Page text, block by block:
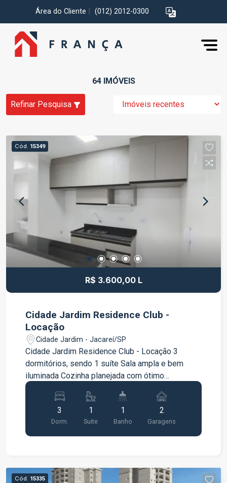
Área do Cliente (012) 2012-0300
64 IMÓVEIS
Refinar Pesquisa
Cód. 15349
R$ 3.600,00 L
Cidade Jardim Residence Club -
Locação
Cidade Jardim - Jacareí/SP
Cidade Jardim Residence Club - Locação 3
dormitórios, sendo 1 suíte Sala ampla e bem
iluminada Cozinha planejada com ótimo
aproveitamento de espaço Banheiro social
Dormitórios com armários planejados 1 vaga de
garagem Apartamento funcional, bem distribuído
e pronto para morar, em condomínio que oferece
segurança, conforto e excelente qualidade de
3
Dorm.
1
Suite
1
Banho
2
Garagens
Cód. 15335